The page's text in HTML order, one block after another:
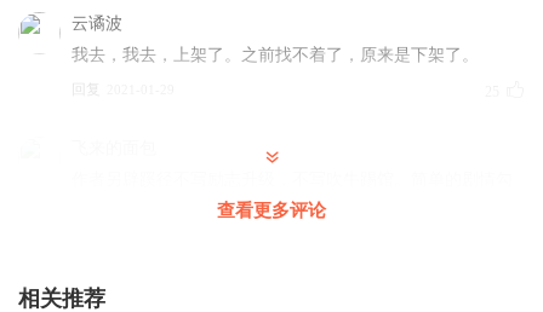
云谲波
我去，我去，上架了。之前找不着了，原来是下架了。
回复
勒出小店的不简单，平凡的美食番体现了主角厨艺的不平
为主角开心之余不知不觉自己也饿了。😉主播声音演绎也非
查看更多评论
相关推荐